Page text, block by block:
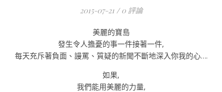
2015-07-21 / 0 評論
美麗的寶島
發生令人擔憂的事一件接著一件,
每天充斥著負面、謾罵、質疑的新聞不斷地深入你我的心….
如果,
我們能用美麗的力量,